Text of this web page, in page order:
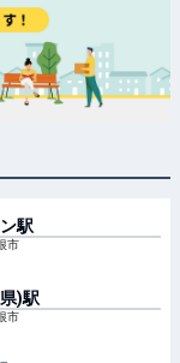
駅
市
)駅
市